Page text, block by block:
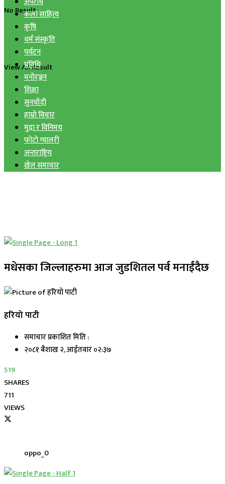
No Result
View All Result
कला साहित्य
कृषि
धर्म संस्कृति
पर्यटन
प्रविधि
मनोरञ्जन
शिक्षा
सुनचाँदी
हाम्रो विचार
मुद्रा र विनिमय
फोटो ग्यालरी
अन्तराष्ट्रिय
खेल समाचार
मधेसका जिल्लाहरुमा आज जुडशितल पर्व मनाईंदैछ
हरियो पाटी
समाचार प्रकाशित मिति :
२०८१ बैशाख २, आईतवार ०२:३७
519
SHARES
711
VIEWS
oppo_0